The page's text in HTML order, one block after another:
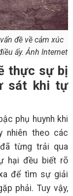
đề về cảm xúc
ấy. Ảnh Internet
thực sự bị
sát khi tự
phụ huynh khi
nhiên theo các
từng trải qua
hại đều biết rõ
để tìm sự giải
phải. Tuy vậy,